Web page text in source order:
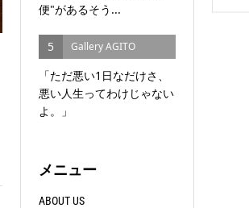
便"があるそう...
5 Gallery AGITO
「ただ悪い1日なだけさ、
悪い人生ってわけじゃない
よ。」
メニュー
ABOUT US